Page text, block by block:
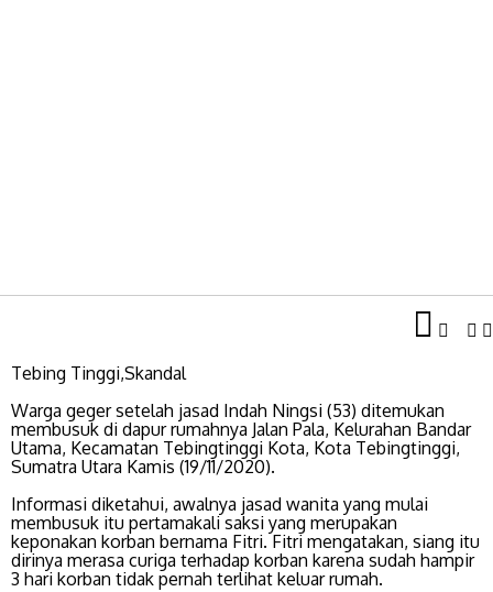
Tebing Tinggi,Skandal
Warga geger setelah jasad Indah Ningsi (53) ditemukan
membusuk di dapur rumahnya Jalan Pala, Kelurahan Bandar
Utama, Kecamatan Tebingtinggi Kota, Kota Tebingtinggi,
Sumatra Utara Kamis (19/11/2020).
Informasi diketahui, awalnya jasad wanita yang mulai
membusuk itu pertamakali saksi yang merupakan
keponakan korban bernama Fitri. Fitri mengatakan, siang itu
dirinya merasa curiga terhadap korban karena sudah hampir
3 hari korban tidak pernah terlihat keluar rumah.